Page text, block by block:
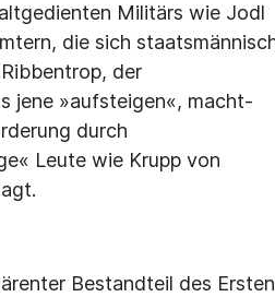
Militärs wie Jodl
die sich
der
jene »aufsteigen«, macht-
durch
Leute wie Krupp von
Bestandteil des Ersten